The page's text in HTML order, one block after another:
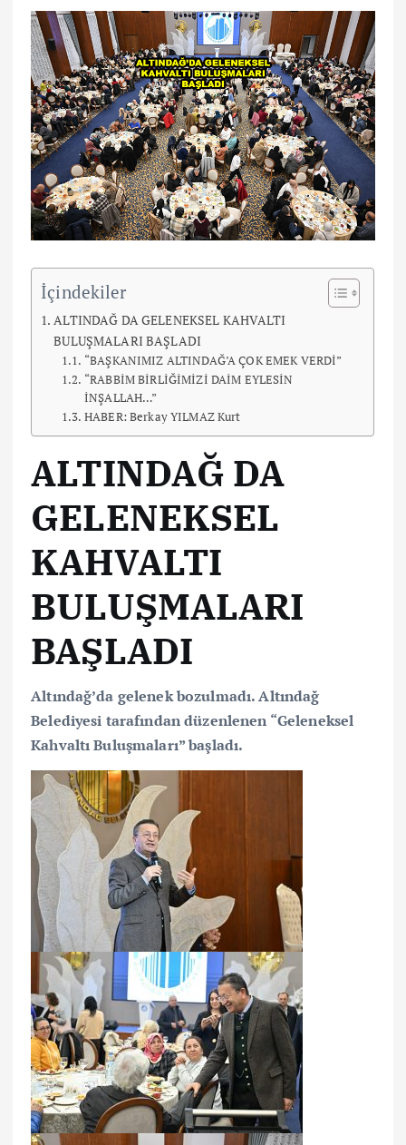
İçindekiler
ALTINDAĞ DA GELENEKSEL KAHVALTI
BULUŞMALARI BAŞLADI
“BAŞKANIMIZ ALTINDAĞ’A ÇOK EMEK VERDİ”
“RABBİM BİRLİĞİMİZİ DAİM EYLESİN
İNŞALLAH…”
HABER: Berkay YILMAZ Kurt
ALTINDAĞ DA
GELENEKSEL
KAHVALTI
BULUŞMALARI
BAŞLADI
Altındağ’da gelenek bozulmadı. Altındağ
Belediyesi tarafından düzenlenen “Geleneksel
Kahvaltı Buluşmaları” başladı.